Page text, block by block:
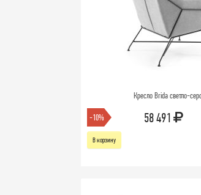
Кресло Brida светло-
-10% 58 491
В корзину